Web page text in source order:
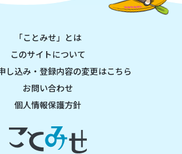
「ことみせ」とは
このサイトについて
し込み・登録内容の変更はこちら
お問い合わせ
個人情報保護方針